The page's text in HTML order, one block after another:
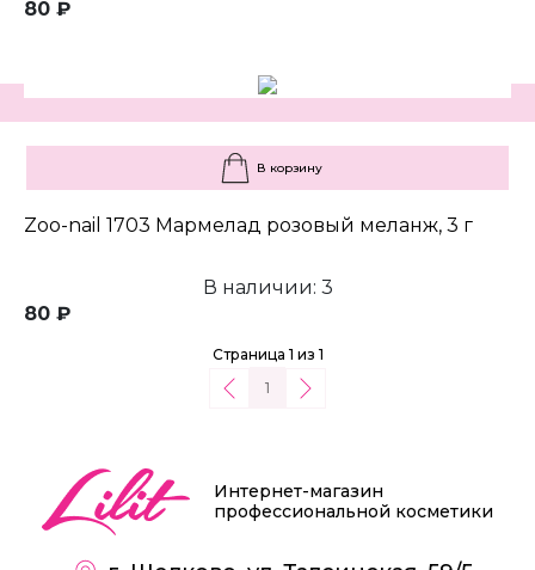
80 ₽
В корзину
Zoo-nail 1703 Мармелад розовый меланж, 3 г
В наличии: 3
80 ₽
Страница 1 из 1
1
Интернет-магазин
профессиональной косметики